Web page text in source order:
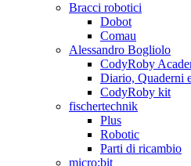
Bracci robotici
Dobot
Comau
Alessandro Bogliolo
CodyRoby
Diario, Quaderni
CodyRoby kit
fischertechnik
Plus
Robotic
Parti di ricambio
micro:bit